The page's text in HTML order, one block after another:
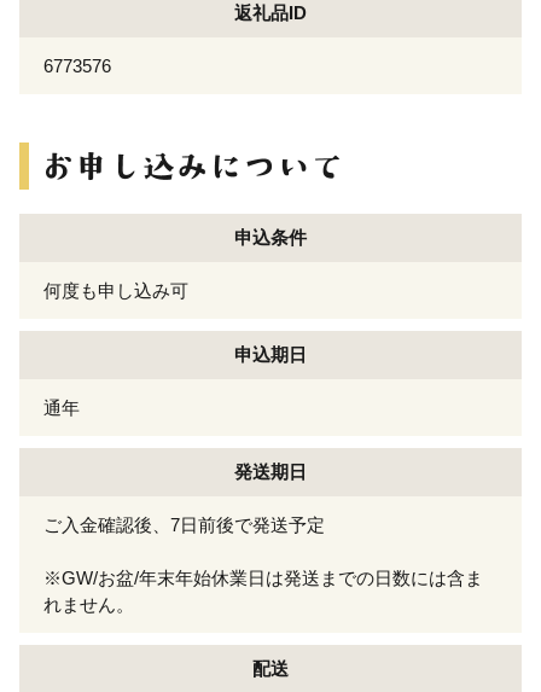
返礼品ID
6773576
申込条件
何度も申し込み可
申込期日
通年
発送期日
ご入金確認後、7日前後で発送予定
※GW/お盆/年末年始休業日は発送までの日数には含ま
れません。
配送